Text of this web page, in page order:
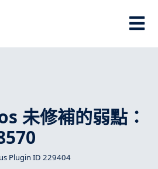
未修補的弱點：
Plugin ID 229404